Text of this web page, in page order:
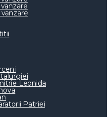
Leonida
Patriei